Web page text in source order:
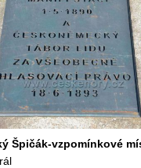
Špičák-vzpomínkové